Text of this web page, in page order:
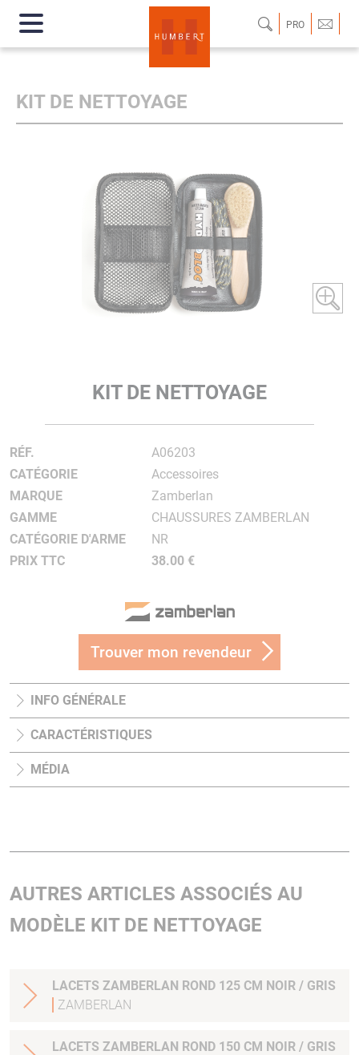
PRO
KIT DE NETTOYAGE
KIT DE NETTOYAGE
RÉF.
A06203
CATÉGORIE
Accessoires
MARQUE
Zamberlan
GAMME
CHAUSSURES ZAMBERLAN
CATÉGORIE D'ARME
NR
PRIX TTC
38.00 €
Trouver mon revendeur
INFO GÉNÉRALE
CARACTÉRISTIQUES
MÉDIA
AUTRES ARTICLES ASSOCIÉS AU
MODÈLE KIT DE NETTOYAGE
LACETS ZAMBERLAN ROND 125 CM NOIR / GRIS
ZAMBERLAN
LACETS ZAMBERLAN ROND 150 CM NOIR / GRIS